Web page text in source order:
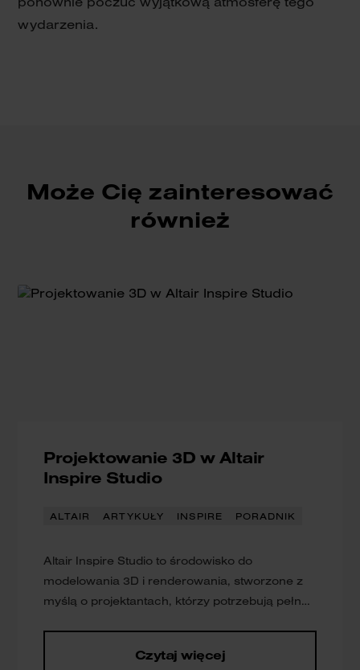
wydarzenia.
Może Cię zainteresować
również
Projektowanie 3D w Altair
Inspire Studio
ALTAIR ARTYKUŁY INSPIRE PORADNIK
Altair Inspire Studio to środowisko do
modelowania 3D i renderowania, stworzone z
myślą o projektantach, którzy potrzebują pełnej
uniwersalnym narzędziem dla użytkowników
Czytaj więcej